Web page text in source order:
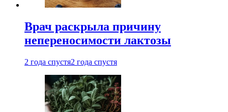
Врач раскрыла причину
непереносимости лактозы
2 года спустя2 года спустя